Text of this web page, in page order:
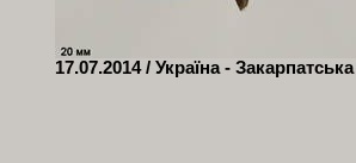
17.07.2014 / Україна -